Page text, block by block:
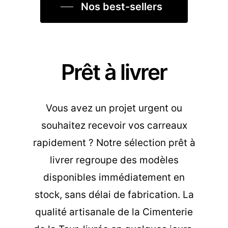
Nos best-sellers
Prêt à livrer
Vous avez un projet urgent ou
souhaitez recevoir vos carreaux
rapidement ? Notre sélection prêt à
livrer regroupe des modèles
disponibles immédiatement en
stock, sans délai de fabrication. La
qualité artisanale de la Cimenterie